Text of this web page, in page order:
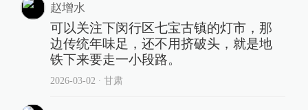
赵增水
可以关注下闵行区七宝古镇的灯市，那
边传统年味足，还不用挤破头，就是地
铁下来要走一小段路。
2026-03-02 ∙ 甘肃